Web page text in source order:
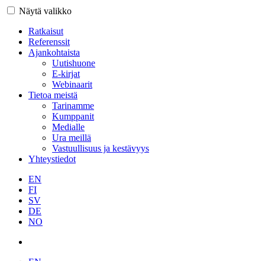
Näytä valikko
Ratkaisut
Referenssit
Ajankohtaista
Uutishuone
E-kirjat
Webinaarit
Tietoa meistä
Tarinamme
Kumppanit
Medialle
Ura meillä
Vastuullisuus ja kestävyys
Yhteystiedot
EN
FI
SV
DE
NO